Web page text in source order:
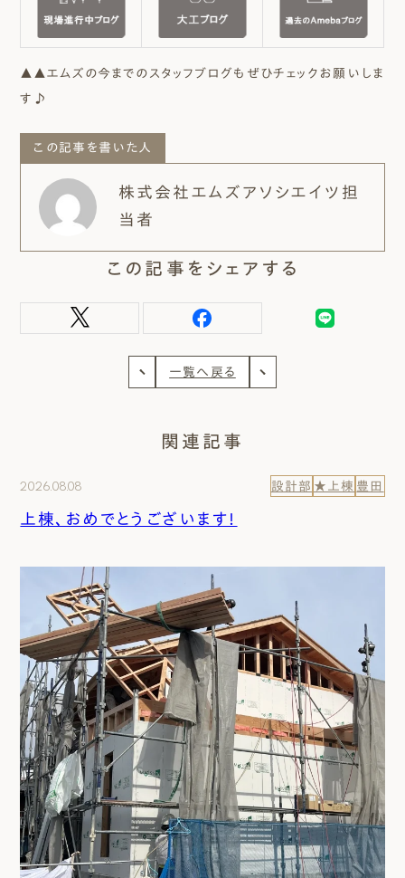
▲▲エムズの今までのスタッフブログもぜひチェックお願いしま
す♪
この記事を書いた人
株式会社エムズアソシエイツ担
当者
この記事をシェアする
一覧へ戻る
関連記事
2026.08.08 設計部 ★上棟 豊田
上棟、おめでとうございます！